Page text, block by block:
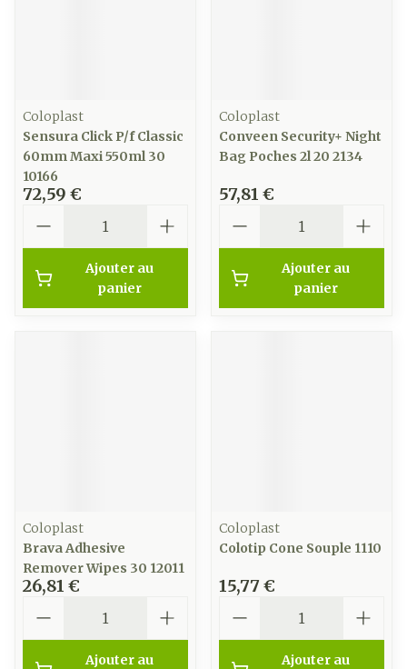
Coloplast
Sensura Click P/f Classic
60mm Maxi 550ml 30
10166
72,59 €
Ajouter au
panier
Coloplast
Conveen Security+ Night
Bag Poches 2l 20 2134
57,81 €
Ajouter au
panier
Coloplast
Brava Adhesive
Remover Wipes 30 12011
26,81 €
Ajouter au
Coloplast
Colotip Cone Souple 1110
15,77 €
Ajouter au